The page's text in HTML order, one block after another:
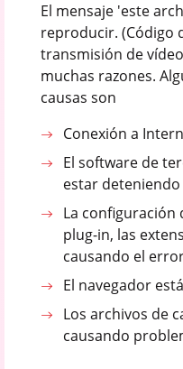
El mensaje 'este
reproducir. (Código
transmisión de
muchas razones.
causas son
Conexión a
El software de
estar
La configuración
plug-in, las
causando el
El navegador
Los archivos de
causando